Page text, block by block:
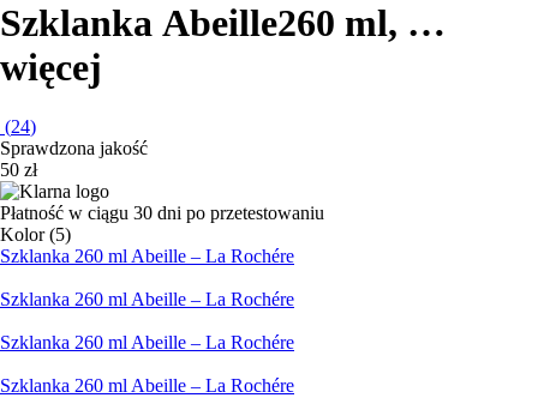
Szklanka Abeille260 ml, …
więcej
(24)
Sprawdzona jakość
50 zł
Płatność w ciągu 30 dni po przetestowaniu
Kolor (5)
Szklanka 260 ml Abeille – La Rochére
Szklanka 260 ml Abeille – La Rochére
Szklanka 260 ml Abeille – La Rochére
Szklanka 260 ml Abeille – La Rochére